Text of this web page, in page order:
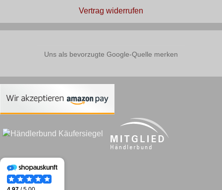
Vertrag widerrufen
Uns als bevorzugte Google-Quelle merken